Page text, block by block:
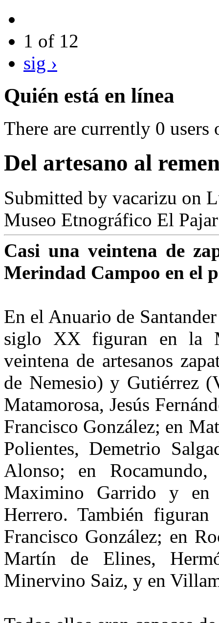
1 of 12
sig ›
Quién está en línea
There are currently 0 users
Del artesano al
Submitted by vacarizu on
Museo Etnográfico El Pajar
Casi una veintena de
Merindad Campoo en el
En el Anuario de
siglo XX figuran en la
veintena de artesanos
de Nemesio) y Gutiérrez
Matamorosa, Jesús
Francisco González; en
Polientes, Deme­trio
Alonso; en
Maxi­mino Garrido y en
Herrero. También figuran
Francisco González; en
Martín de Elines,
Minervino Saiz, y en